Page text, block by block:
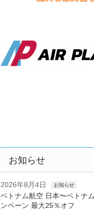
お知らせ
2026年8月4日 お知らせ
ベトナム航空 日本〜ベトナ
ンペーン 最大25％オフ